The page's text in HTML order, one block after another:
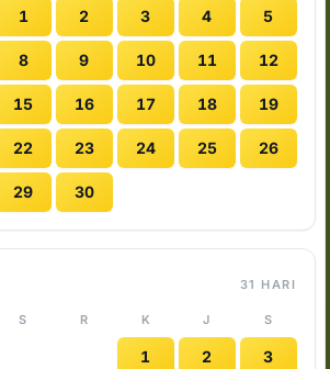
1 2 3 4 5
8 9 10 11 12
15 16 17 18 19
22 23 24 25 26
29 30
31 HARI
S R K J S
1 2 3